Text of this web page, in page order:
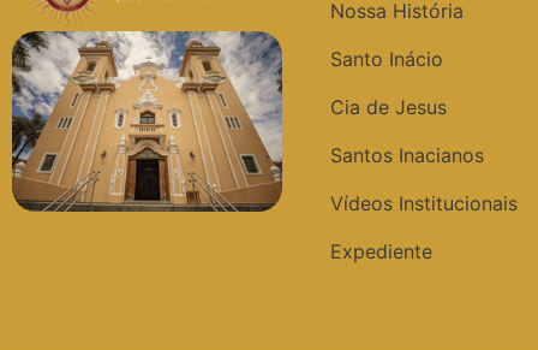
Nossa História
Santo Inácio
Cia de Jesus
Santos Inacianos
Vídeos Institucionais
Expediente